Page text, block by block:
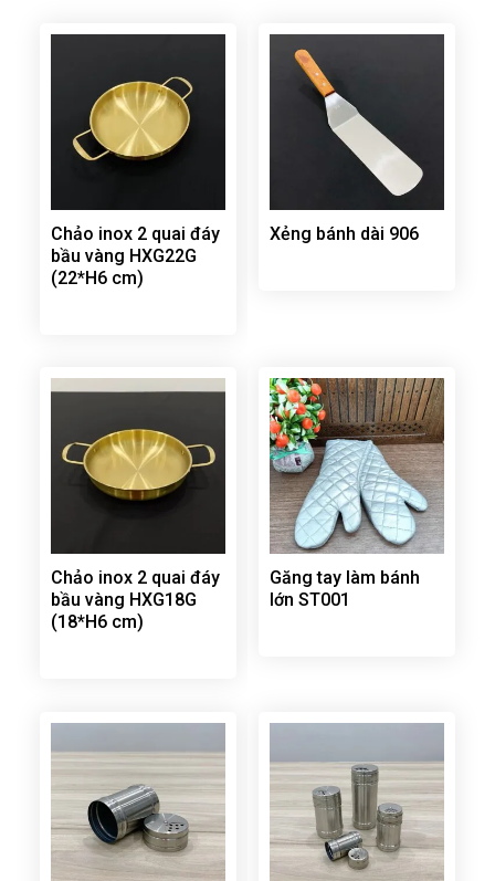
Chảo inox 2 quai đáy
bầu vàng HXG22G
(22*H6 cm)
Xẻng bánh dài 906
Chảo inox 2 quai đáy
bầu vàng HXG18G
(18*H6 cm)
Găng tay làm bánh
lớn ST001